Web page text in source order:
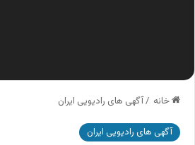
خانه /آگهی های رادیویی ایران
آگهی های رادیویی ایران